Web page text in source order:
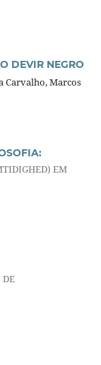
DEVIR NEGRO
Carvalho, Marcos
EM
DE